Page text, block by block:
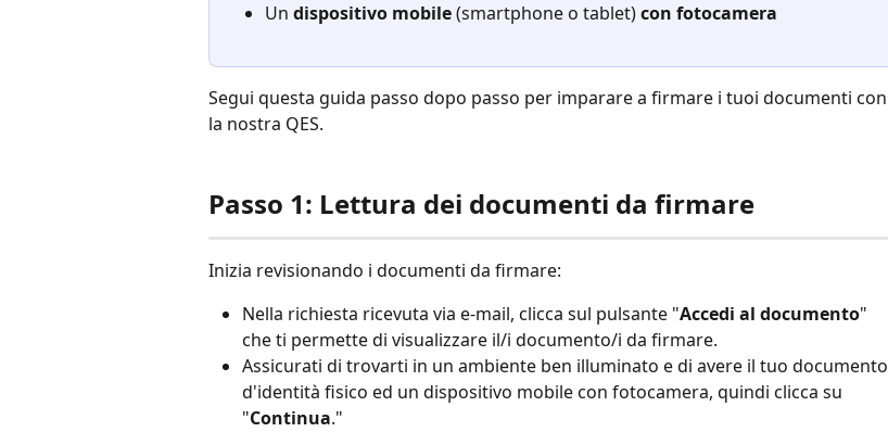
Un dispositivo mobile (smartphone o tablet) con fotocamera
Segui questa guida passo dopo passo per imparare a firmare i tuoi documenti con
la nostra QES.
Passo 1: Lettura dei documenti da firmare
Inizia revisionando i documenti da firmare:
Nella richiesta ricevuta via e-mail, clicca sul pulsante "Accedi al documento"
che ti permette di visualizzare il/i documento/i da firmare.
Assicurati di trovarti in un ambiente ben illuminato e di avere il tuo documento
d'identità fisico ed un dispositivo mobile con fotocamera, quindi clicca su
"Continua."